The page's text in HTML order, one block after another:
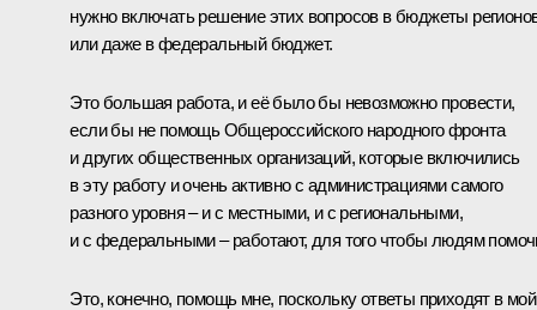
нужно включать решение этих вопросов в бюджеты
или даже в федеральный бюджет.
Это большая работа, и её было бы невозможно провести,
если бы не помощь Общероссийского народного фронта
и других общественных организаций, которые включились
в эту работу и очень активно с администрациями самого
разного уровня ‒ и с местными, и с региональными,
и с федеральными ‒ работают, для того чтобы людям
Это, конечно, помощь мне, поскольку ответы приходят в мой